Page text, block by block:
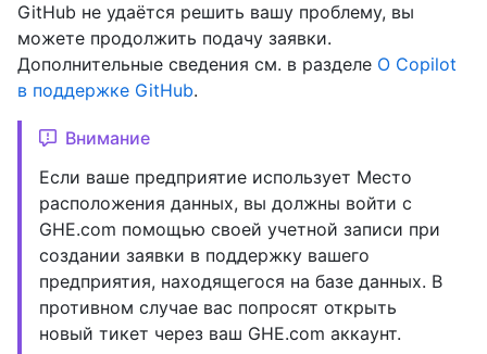
GitHub не удаётся решить вашу проблему, вы
можете продолжить подачу заявки.
Дополнительные сведения см. в разделе О Copilot
в поддержке GitHub.
Внимание
Если ваше предприятие использует Место
расположения данных, вы должны войти с
GHE.com помощью своей учетной записи при
создании заявки в поддержку вашего
предприятия, находящегося на базе данных. В
противном случае вас попросят открыть
новый тикет через ваш GHE.com аккаунт.